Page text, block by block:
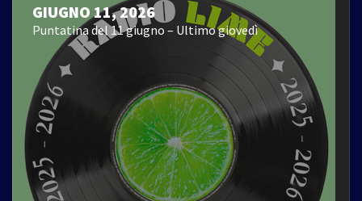
GIUGNO 11, 2026
Puntatina del 11 giugno – Ultimo giovedì